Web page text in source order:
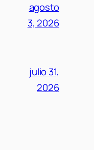
agosto
3, 2026
julio 31,
2026